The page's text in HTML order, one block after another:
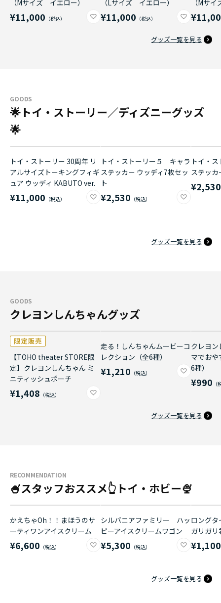
（Mサイズ イエロー）
¥11,000
（Lサイズ イエロー）
¥11,000
（Mサ
グッズ一覧を見る
GOODS
🌟トイ・ストーリー／ディズニーグッズ
🌟
トイ・ストーリー 30周年 リ
アルサイズトーキングフィギ
ュア ウッディ KABUTO ver.
¥11,000
トイ・ストーリー５ キャラ
ステッカー ウッディ7枚セッ
ト
¥2,530
トイ・
ステッカ
¥2,530
グッズ一覧を見る
GOODS
クレヨンしんちゃんグッズ
【TOHO theater STORE限
定】クレヨンしんちゃん ミ
ニティッシュポーチ
¥1,408
走る！しんちゃんムービーコ
レクション（全6種）
¥1,210
クレヨ
マでお
6種）
¥990
グッズ一覧を見る
RECOMMENDATION
🍧スタッフおススメ👆トイ・ホビー🍨
かえちゃOh！！まほうのサ
ーティワンアイスクリーム
¥6,600
シルバニアファミリー ハッ
ピーアイスクリームワゴン
¥5,300
ロング
ガリガ
¥1,100
グッズ一覧を見る